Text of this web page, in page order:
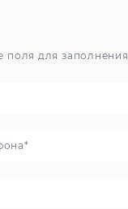
поля для заполнения